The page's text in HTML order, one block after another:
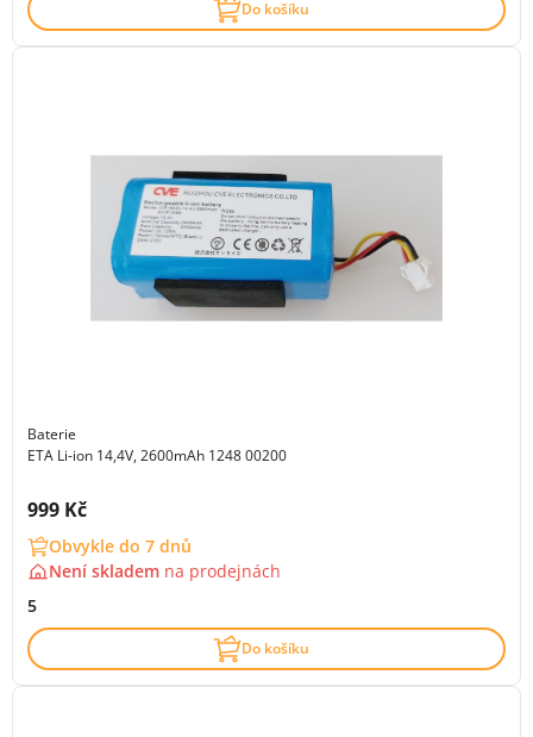
Do košíku
Baterie
ETA Li-ion 14,4V, 2600mAh 1248 00200
Cena s DPH:
999 Kč
Obvykle do 7 dnů
Není skladem na prodejnách
5
Do košíku